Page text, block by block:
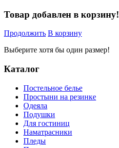
Товар добавлен в корзину!
Продолжить В корзину
Выберите хотя бы один размер!
Каталог
Постельное белье
Простыни на резинке
Одеяла
Подушки
Для гостиниц
Наматрасники
Пледы